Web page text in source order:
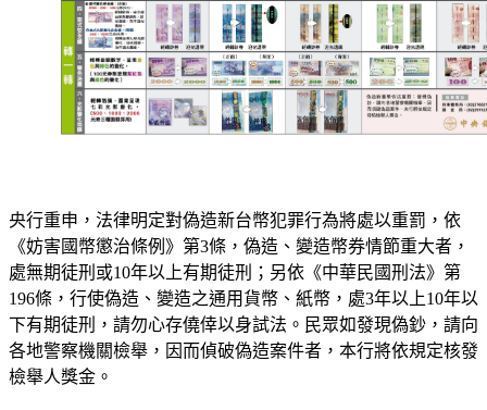
央行重申，法律明定對偽造新台幣犯罪行為將處以重罰，依
《妨害國幣懲治條例》第3條，偽造、變造幣券情節重大者，
處無期徒刑或10年以上有期徒刑；另依《中華民國刑法》第
196條，行使偽造、變造之通用貨幣、紙幣，處3年以上10年以
下有期徒刑，請勿心存僥倖以身試法。民眾如發現偽鈔，請向
各地警察機關檢舉，因而偵破偽造案件者，本行將依規定核發
檢舉人獎金。